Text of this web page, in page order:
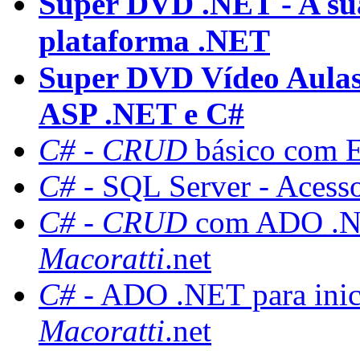
plataforma .NET
Super DVD Vídeo
ASP .NET e C#
C# - CRUD básico com
C# - SQL Server -
C# - CRUD com ADO
Macoratti.net
C# - ADO .NET para
Macoratti.net